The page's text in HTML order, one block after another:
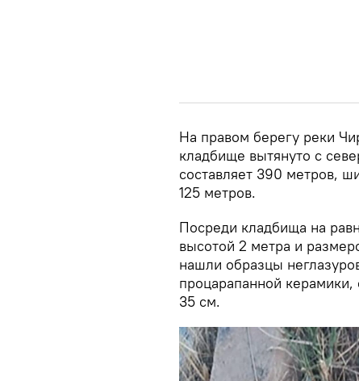
На правом берегу реки
кладбище вытянуто с
составляет 390 метров,
125 метров.
Посреди кладбища на
высотой 2 метра и
нашли образцы
процарапанной
35 см.